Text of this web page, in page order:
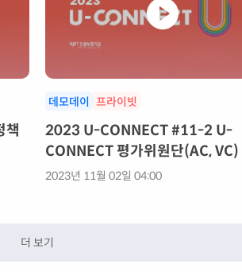
책
데모데이 프라이빗
2023 U-CONNECT #11-2 U-
CONNECT 평가위원단(AC, VC)
관
2023년 11월 02일 04:00
더 보기